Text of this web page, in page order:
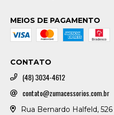
MEIOS DE PAGAMENTO
CONTATO
(48) 3034-4612
contato@zumacessorios.com.br
Rua Bernardo Halfeld, 526